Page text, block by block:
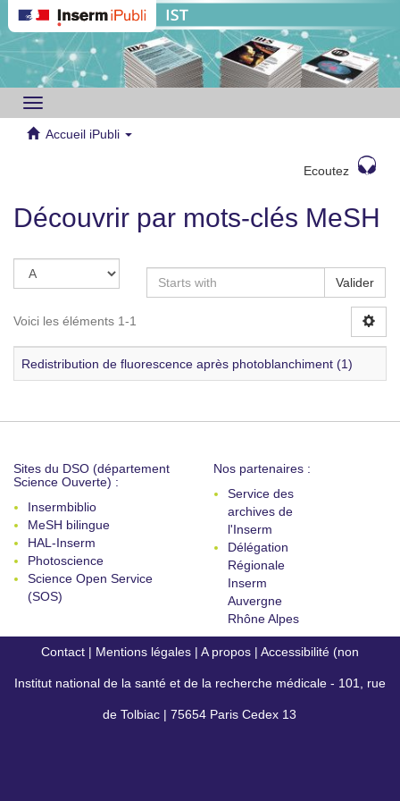
Toggle
navigation
Accueil iPubli
Ecoutez
Découvrir par mots-clés MeSH
Valider
Voici les éléments 1-1
Redistribution de fluorescence après photoblanchiment (1)
Sites du DSO (département
Science Ouverte) :
Insermbiblio
MeSH bilingue
HAL-Inserm
Photoscience
Science Open Service
(SOS)
Nos partenaires :
Service des
archives de
l'Inserm
Délégation
Régionale
Inserm
Auvergne
Rhône Alpes
Contact | Mentions légales | A propos | Accessibilité (non
conforme)
Institut national de la santé et de la recherche médicale - 101, rue
de Tolbiac | 75654 Paris Cedex 13